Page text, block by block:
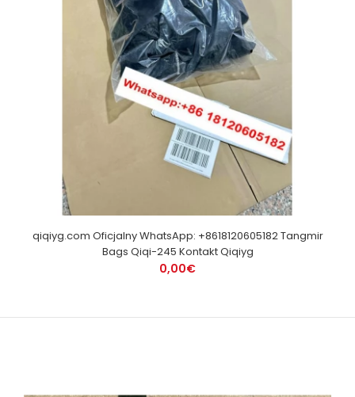
qiqiyg.com Oficjalny WhatsApp: +8618120605182 Tangmir
Bags Qiqi-245 Kontakt Qiqiyg
0,00€